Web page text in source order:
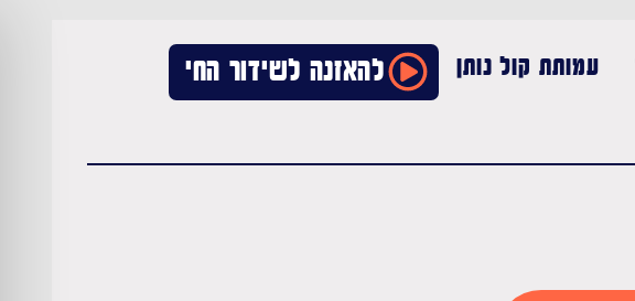
עמותת קול נותן להאזנה לשידור החי